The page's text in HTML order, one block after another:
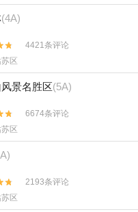
(4A)
4421条评论
区
景名胜区(5A)
6674条评论
区
2193条评论
区